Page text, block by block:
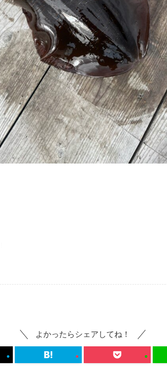
よかったらシェアしてね！